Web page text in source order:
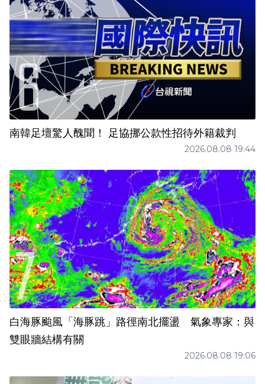
南韓足壇驚人醜聞！ 足協挪公款性招待外籍裁判
2026.08.08 19:44
白海豚颱風「海豚跳」路徑南北擺盪 氣象專家：與
雙眼牆結構有關
2026.08.08 19:06